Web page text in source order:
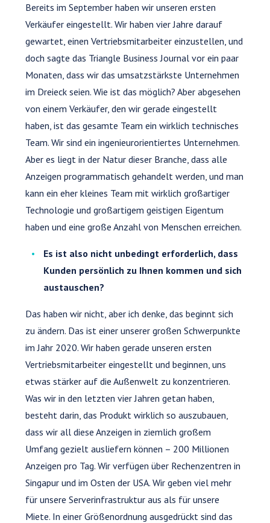
Bereits im September haben wir unseren ersten
Verkäufer eingestellt. Wir haben vier Jahre darauf
gewartet, einen Vertriebsmitarbeiter einzustellen, und
doch sagte das Triangle Business Journal vor ein paar
Monaten, dass wir das umsatzstärkste Unternehmen
im Dreieck seien. Wie ist das möglich? Aber abgesehen
von einem Verkäufer, den wir gerade eingestellt
haben, ist das gesamte Team ein wirklich technisches
Team. Wir sind ein ingenieurorientiertes Unternehmen.
Aber es liegt in der Natur dieser Branche, dass alle
Anzeigen programmatisch gehandelt werden, und man
kann ein eher kleines Team mit wirklich großartiger
Technologie und großartigem geistigen Eigentum
haben und eine große Anzahl von Menschen erreichen.
Es ist also nicht unbedingt erforderlich, dass
Kunden persönlich zu Ihnen kommen und sich
austauschen?
Das haben wir nicht, aber ich denke, das beginnt sich
zu ändern. Das ist einer unserer großen Schwerpunkte
im Jahr 2020. Wir haben gerade unseren ersten
Vertriebsmitarbeiter eingestellt und beginnen, uns
etwas stärker auf die Außenwelt zu konzentrieren.
Was wir in den letzten vier Jahren getan haben,
besteht darin, das Produkt wirklich so auszubauen,
dass wir all diese Anzeigen in ziemlich großem
Umfang gezielt ausliefern können – 200 Millionen
Anzeigen pro Tag. Wir verfügen über Rechenzentren in
Singapur und im Osten der USA. Wir geben viel mehr
für unsere Serverinfrastruktur aus als für unsere
Miete. In einer Größenordnung ausgedrückt sind das